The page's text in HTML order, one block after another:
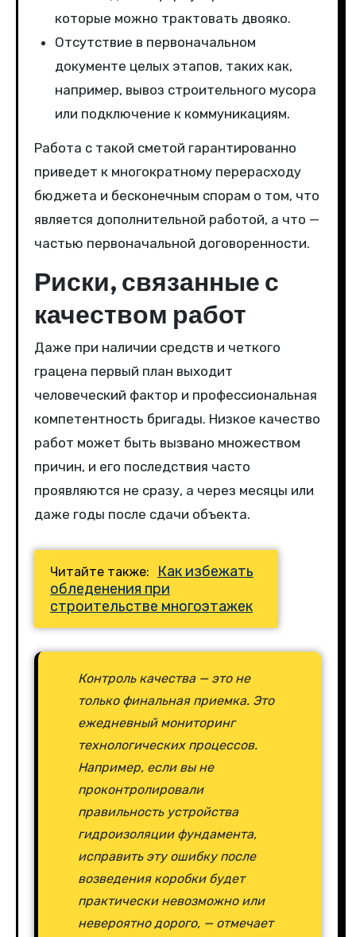
которые можно трактовать двояко.
Отсутствие в первоначальном
документе целых этапов, таких как,
например, вывоз строительного мусора
или подключение к коммуникациям.
Работа с такой сметой гарантированно
приведет к многократному перерасходу
бюджета и бесконечным спорам о том, что
является дополнительной работой, а что —
частью первоначальной договоренности.
Риски, связанные с
качеством работ
Даже при наличии средств и четкого
грацена первый план выходит
человеческий фактор и профессиональная
компетентность бригады. Низкое качество
работ может быть вызвано множеством
причин, и его последствия часто
проявляются не сразу, а через месяцы или
даже годы после сдачи объекта.
Читайте также:
Как избежать
обледенения при
строительстве многоэтажек
Контроль качества — это не
только финальная приемка. Это
ежедневный мониторинг
технологических процессов.
Например, если вы не
проконтролировали
правильность устройства
гидроизоляции фундамента,
исправить эту ошибку после
возведения коробки будет
практически невозможно или
невероятно дорого, — отмечает